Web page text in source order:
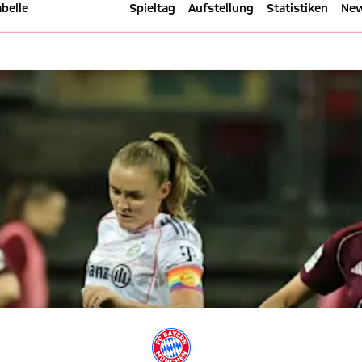
Spieltag Aufstellung Statistiken
Bayern - Google Pixel